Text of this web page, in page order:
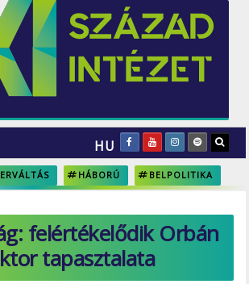
HU
HÁBORÚ BELPOLITIKA
felértékelődik Orbán
tapasztalata